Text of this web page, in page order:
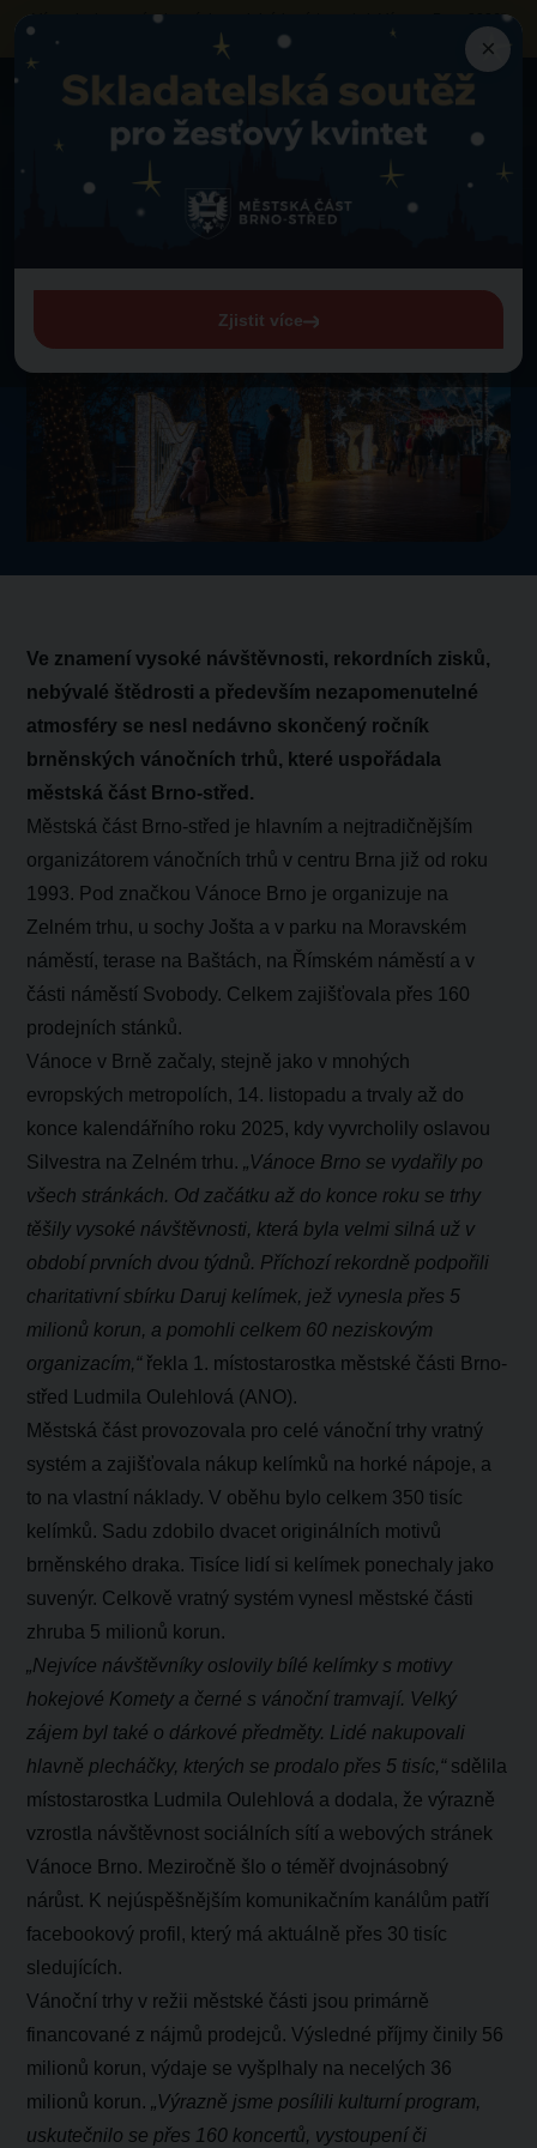
Výzva k obsazení vybraných prodejních míst
na akci „Vánoce Brno 2026“
neziskovými organizacemi a sociálními podniky
Zpět na novinky
Aktuality
Vánoce Brno mají za sebou mimořádný ročník
Vánoce Brno mají za
sebou mimořádný ročník
7. 1. 2026
Ve znamení vysoké návštěvnosti, rekordních zisků,
nebývalé štědrosti a především nezapomenutelné
atmosféry se nesl nedávno skončený ročník
brněnských vánočních trhů, které uspořádala
městská část Brno-střed.
Městská část Brno-střed je hlavním a nejtradičnějším
organizátorem vánočních trhů v centru Brna již od roku
1993. Pod značkou Vánoce Brno je organizuje na
Zelném trhu, u sochy Jošta a v parku na Moravském
náměstí, terase na Baštách, na Římském náměstí a v
části náměstí Svobody. Celkem zajišťovala přes 160
prodejních stánků.
Vánoce v Brně začaly, stejně jako v mnohých
evropských metropolích, 14. listopadu a trvaly až do
konce kalendářního roku 2025, kdy vyvrcholily oslavou
Silvestra na Zelném trhu.„Vánoce Brno se vydařily po
všech stránkách. Od začátku až do konce roku se trhy
těšily vysoké návštěvnosti, která byla velmi silná už v
období prvních dvou týdnů. Příchozí rekordně podpořili
charitativní sbírku Daruj kelímek, jež vynesla přes 5
milionů korun, a pomohli celkem 60 neziskovým
organizacím,“řekla 1. místostarostka městské části Brno-
střed Ludmila Oulehlová (ANO).
Městská část provozovala pro celé vánoční trhy vratný
systém a zajišťovala nákup kelímků na horké nápoje, a
to na vlastní náklady. V oběhu bylo celkem 350 tisíc
kelímků. Sadu zdobilo dvacet originálních motivů
brněnského draka. Tisíce lidí si kelímek ponechaly jako
suvenýr. Celkově vratný systém vynesl městské části
zhruba 5 milionů korun.
„Nejvíce návštěvníky oslovily bílé kelímky s motivy
hokejové Komety a černé s vánoční tramvají. Velký
zájem byl také o dárkové předměty. Lidé nakupovali
hlavně plecháčky, kterých se prodalo přes 5 tisíc,“sdělila
místostarostka Ludmila Oulehlová a dodala, že výrazně
vzrostla návštěvnost sociálních sítí a webových stránek
Vánoce Brno. Meziročně šlo o téměř dvojnásobný
nárůst. K nejúspěšnějším komunikačním kanálům patří
facebookový profil, který má aktuálně přes 30 tisíc
sledujících.
Vánoční trhy v režii městské části jsou primárně
financované z nájmů prodejců. Výsledné příjmy činily 56
milionů korun, výdaje se vyšplhaly na necelých 36
milionů korun.„Výrazně jsme posílili kulturní program,
uskutečnilo se přes 160 koncertů, vystoupení či
×
Zjistit více